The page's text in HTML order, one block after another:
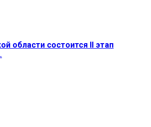
области состоится II этап